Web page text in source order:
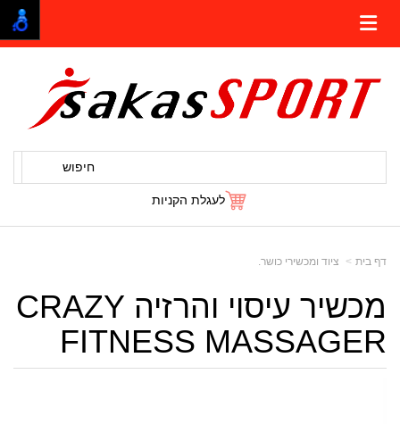
חיפוש
לעגלת הקניות
דף בית ציוד ומכשירי כושר.
מכשיר עיסוי והרזיה CRAZY
FITNESS MASSAGER